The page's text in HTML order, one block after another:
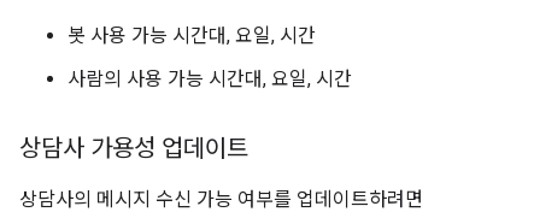
봇 사용 가능 시간대, 요일, 시간
사람의 사용 가능 시간대, 요일, 시간
상담사 가용성 업데이트
상담사의 메시지 수신 가능 여부를 업데이트하려면